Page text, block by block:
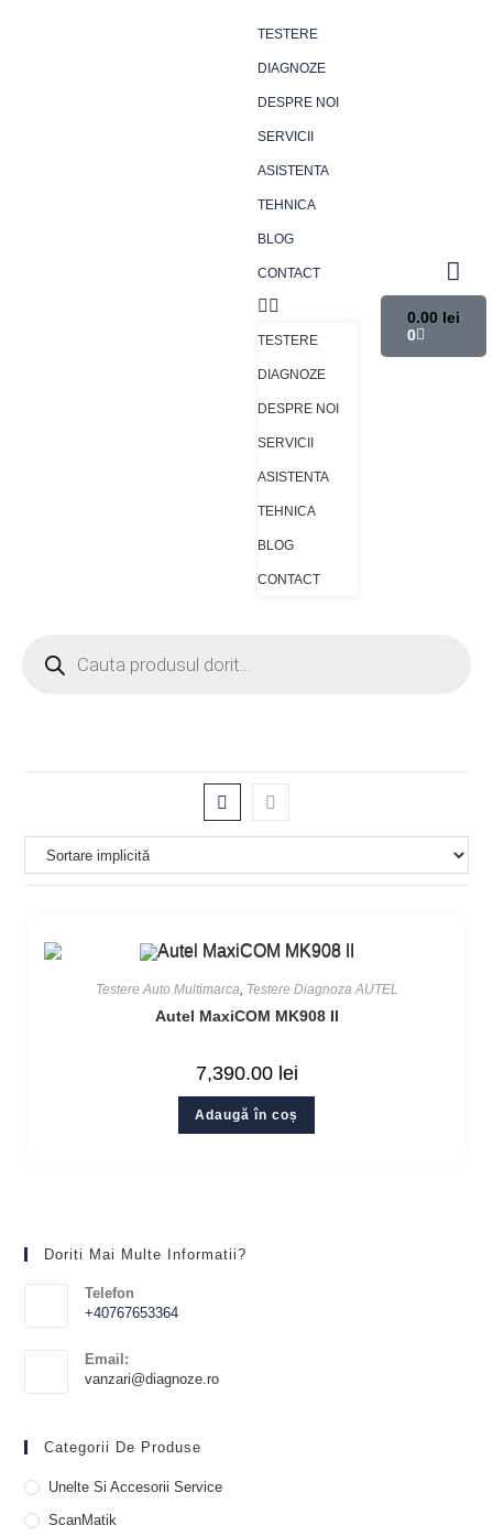
TESTERE
DIAGNOZE
DESPRE NOI
SERVICII
ASISTENTA
TEHNICA
BLOG
CONTACT
TESTERE
DIAGNOZE
DESPRE NOI
SERVICII
ASISTENTA
TEHNICA
BLOG
CONTACT
0.00 lei
0
Testere Auto Multimarca Testere Diagnoza AUTEL
Autel MaxiCOM MK908 II
7,390.00 lei
Adaugă în coș
Doriti Mai Multe Informatii?
Telefon
+40767653364
Email:
vanzari@diagnoze.ro
Categorii De Produse
Unelte Si Accesorii Service
ScanMatik